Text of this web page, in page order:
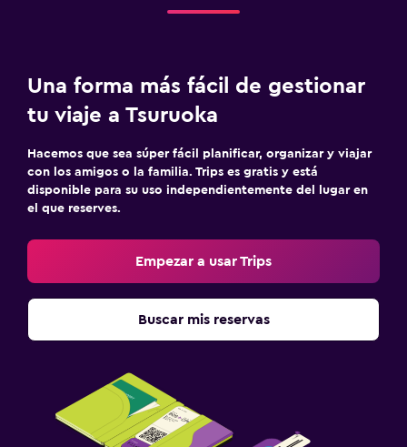
Una forma más fácil de gestionar
tu viaje a Tsuruoka
Hacemos que sea súper fácil planificar, organizar y viajar
con los amigos o la familia. Trips es gratis y está
disponible para su uso independientemente del lugar en
el que reserves.
Empezar a usar Trips
Buscar mis reservas